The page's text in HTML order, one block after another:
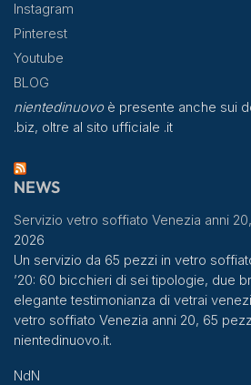
Instagram
Pinterest
Youtube
BLOG
nientedinuovoè presente anche sui
.biz, oltre al sito ufficiale .it
NEWS
Servizio vetro soffiato Venezia anni
2026
Un servizio da 65 pezzi in vetro
’20: 60 bicchieri di sei tipologie, due
elegante testimonianza di vetrai
vetro soffiato Venezia anni 20, 65
nientedinuovo.it.
NdN